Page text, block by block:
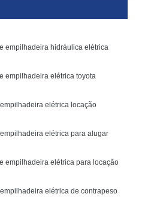
empilhadeira hidráulica elétrica
empilhadeira elétrica toyota
elétrica locação
elétrica para alugar
empilhadeira elétrica para locação
elétrica de contrapeso